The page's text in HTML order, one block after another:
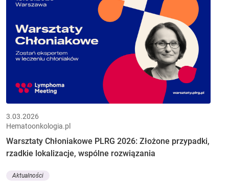
3.03.2026
Hematoonkologia.pl
Warsztaty Chłoniakowe PLRG 2026: Złożone przypadki,
rzadkie lokalizacje, wspólne rozwiązania
Aktualności